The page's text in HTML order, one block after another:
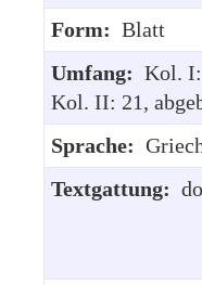
Form: Blatt
Umfang: Kol.
Kol. II: 21,
Sprache:
Textgattung: